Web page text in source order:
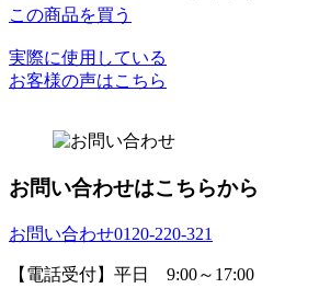
この商品を買う
実際に使用している
お客様の声はこちら
お問い合わせはこちらから
お問い合わせ0120-220-321
【電話受付】平日 9:00～17:00